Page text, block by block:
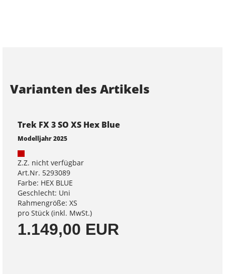
Varianten des Artikels
Trek FX 3 SO XS Hex Blue
Modelljahr 2025
Z.Z. nicht verfügbar
Art.Nr. 5293089
Farbe: HEX BLUE
Geschlecht: Uni
Rahmengröße: XS
pro Stück (inkl. MwSt.)
1.149,00 EUR